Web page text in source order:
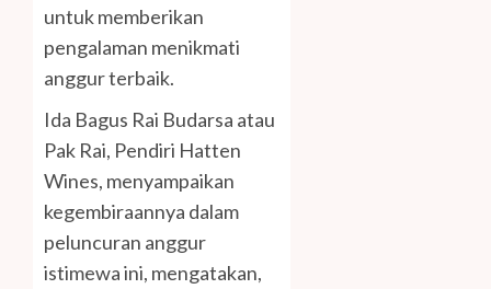
untuk memberikan
pengalaman menikmati
anggur terbaik.
Ida Bagus Rai Budarsa atau
Pak Rai, Pendiri Hatten
Wines, menyampaikan
kegembiraannya dalam
peluncuran anggur
istimewa ini, mengatakan,